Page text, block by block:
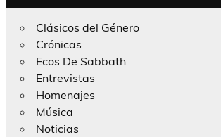
Clásicos del Género
Crónicas
Ecos De Sabbath
Entrevistas
Homenajes
Música
Noticias